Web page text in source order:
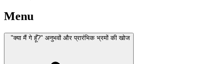
Menu
"क्या मैं गे हूँ?" अनुभवों और प्रारंभिक भ्रमों की खोज